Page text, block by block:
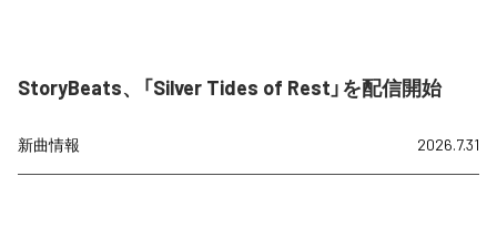
StoryBeats、「Silver Tides of Rest」を配信開始
新曲情報 2026.7.31